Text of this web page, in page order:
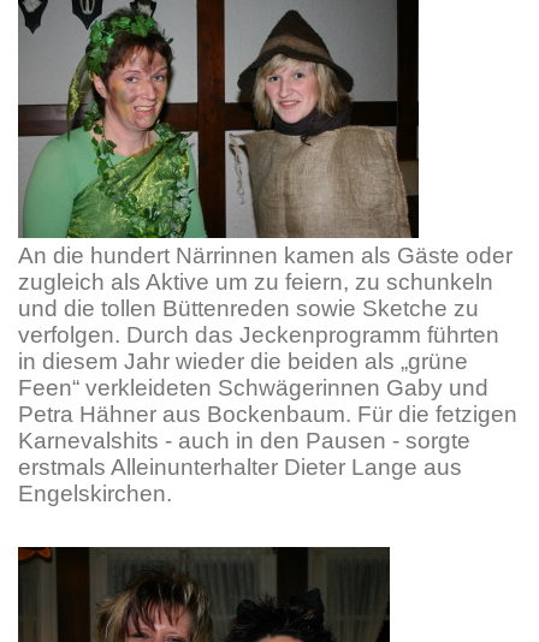
An die hundert Närrinnen kamen als Gäste oder
zugleich als Aktive um zu feiern, zu schunkeln
und die tollen Büttenreden sowie Sketche zu
verfolgen. Durch das Jeckenprogramm führten
in diesem Jahr wieder die beiden als „grüne
Feen“ verkleideten Schwägerinnen Gaby und
Petra Hähner aus Bockenbaum. Für die fetzigen
Karnevalshits - auch in den Pausen - sorgte
erstmals Alleinunterhalter Dieter Lange aus
Engelskirchen.